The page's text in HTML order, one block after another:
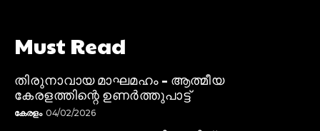
Must Read
തിരുനാവായ മാഘമഹം – ആത്മീയ
കേരളത്തിന്റെ ഉണർത്തുപാട്ട്
കേരളം 04/02/2026